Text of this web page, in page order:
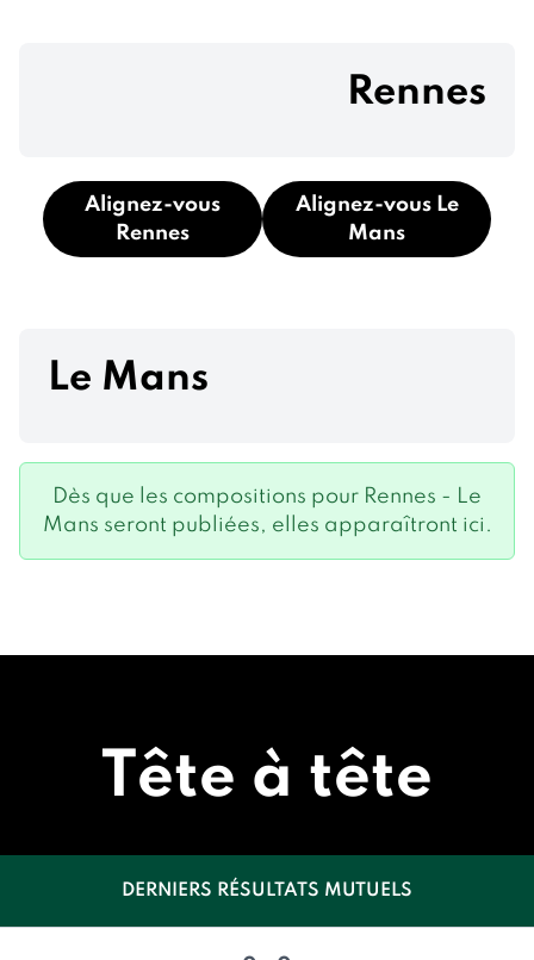
Rennes
Alignez-vous
Rennes
Alignez-vous Le
Mans
Le Mans
Dès que les compositions pour Rennes - Le
Mans seront publiées, elles apparaîtront ici.
Tête à tête
DERNIERS RÉSULTATS MUTUELS